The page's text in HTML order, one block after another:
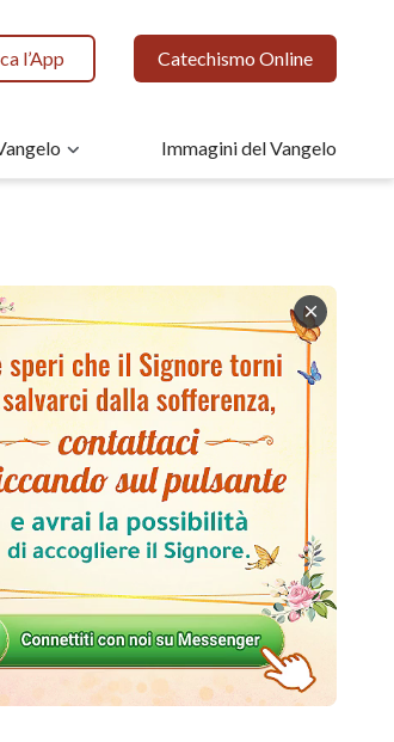
l’App Catechismo Online
Immagini del Vangelo